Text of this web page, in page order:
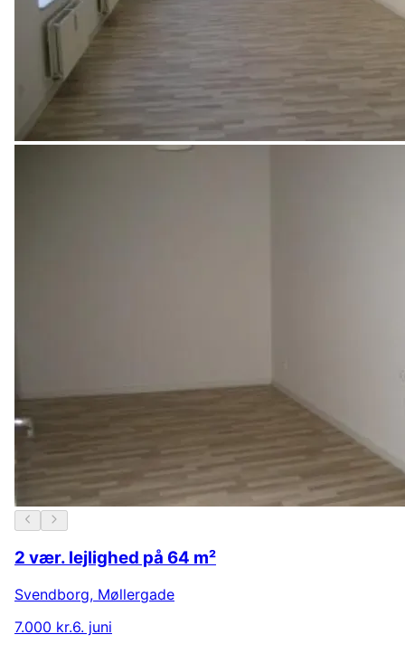
2 vær. lejlighed på 64 m²
Svendborg, Møllergade
7.000 kr.6. juni